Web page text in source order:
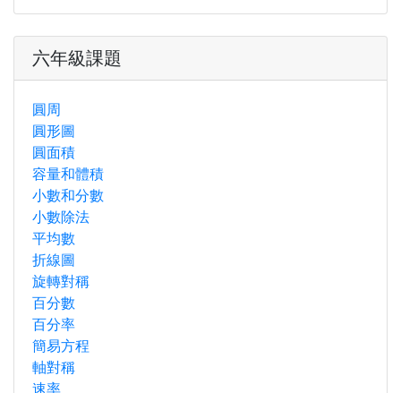
六年級課題
圓周
圓形圖
圓面積
容量和體積
小數和分數
小數除法
平均數
折線圖
旋轉對稱
百分數
百分率
簡易方程
軸對稱
速率